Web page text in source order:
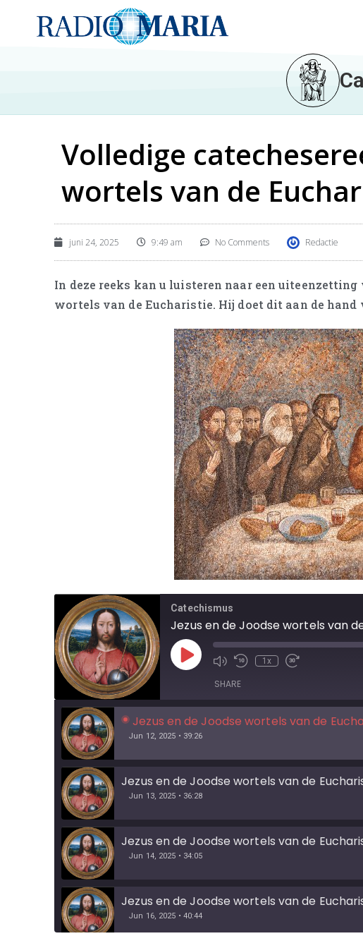
Volledige
wortels van de
juni 24, 2025 9:49 am No Comments Redactie
In deze reeks kan u luisteren naar een
wortels van de Eucharistie. Hij doet dit aan de
Catechismus
Jezus en de Joodse wortels van
1x
SHARE
Jezus en de Joodse wortels van de
Jun 12, 2025 • 39:26
Jezus en de Joodse wortels van de
Jun 13, 2025 • 36:28
Jezus en de Joodse wortels van de
Jun 14, 2025 • 34:05
Jezus en de Joodse wortels van de
Jun 16, 2025 • 40:44